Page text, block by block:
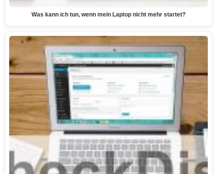
Was kann ich tun, wenn mein Laptop nicht mehr startet?